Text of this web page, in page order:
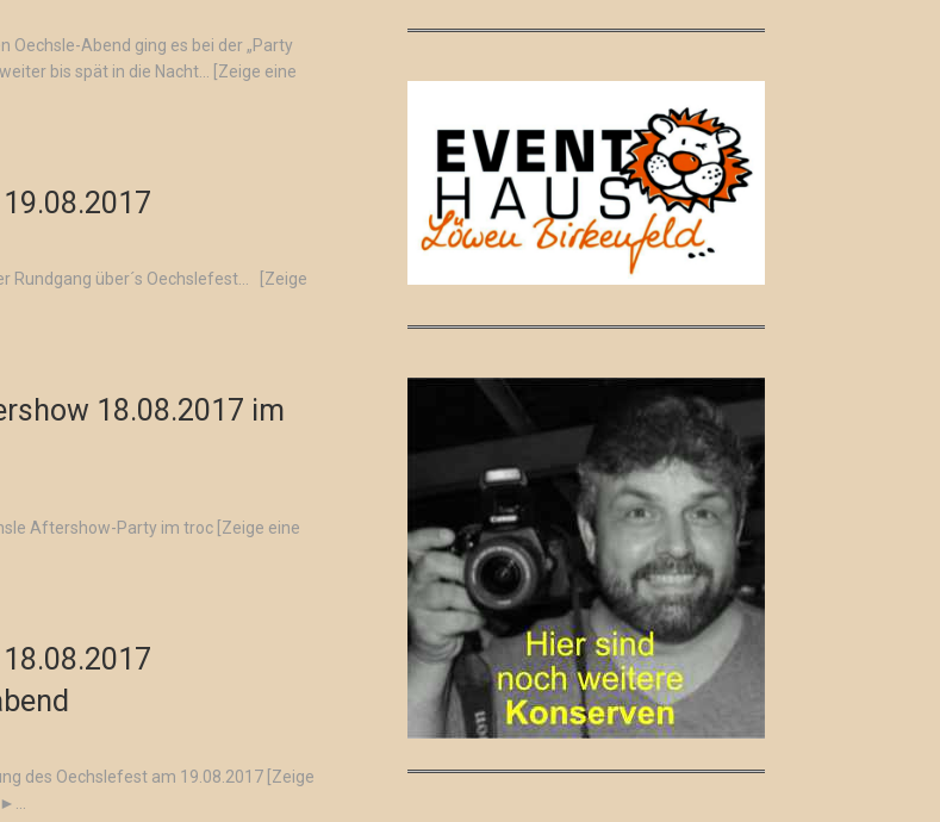
Oechsle-Abend ging es bei der „Party
bis spät in die Nacht… [Zeige eine
Rundgang über´s Oechslefest… [Zeige
18.08.2017 im
Aftershow-Party im troc [Zeige eine
des Oechslefest am 19.08.2017 [Zeige